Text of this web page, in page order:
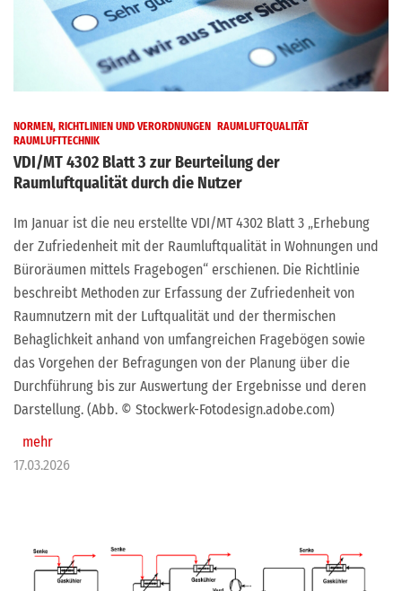
NORMEN, RICHTLINIEN UND VERORDNUNGEN
RAUMLUFTQUALITÄT
RAUMLUFTTECHNIK
VDI/MT 4302 Blatt 3 zur Beurteilung der
Raumluftqualität durch die Nutzer
Im Januar ist die neu erstellte VDI/MT 4302 Blatt 3 „Erhebung
der Zufriedenheit mit der Raumluftqualität in Wohnungen und
Büroräumen mittels Fragebogen“ erschienen. Die Richtlinie
beschreibt Methoden zur Erfassung der Zufriedenheit von
Raumnutzern mit der Luftqualität und der thermischen
Behaglichkeit anhand von umfangreichen Fragebögen sowie
das Vorgehen der Befragungen von der Planung über die
Durchführung bis zur Auswertung der Ergebnisse und deren
Darstellung. (Abb. © Stockwerk-Fotodesign.adobe.com)
mehr
17.03.2026